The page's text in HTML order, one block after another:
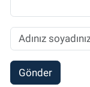
Gönder